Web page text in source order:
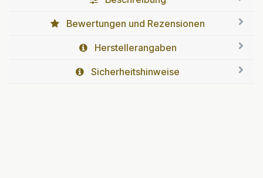
Bewertungen und Rezensionen
Herstellerangaben
Sicherheitshinweise